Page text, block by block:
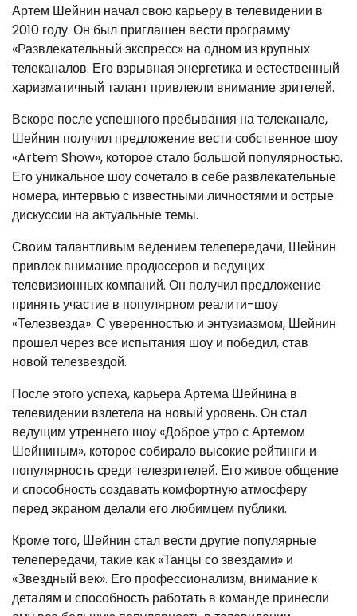
Артем Шейнин начал свою карьеру в телевидении в
2010 году. Он был приглашен вести программу
«Развлекательный экспресс» на одном из крупных
телеканалов. Его взрывная энергетика и естественный
харизматичный талант привлекли внимание зрителей.
Вскоре после успешного пребывания на телеканале,
Шейнин получил предложение вести собственное шоу
«Artem Show», которое стало большой популярностью.
Его уникальное шоу сочетало в себе развлекательные
номера, интервью с известными личностями и острые
дискуссии на актуальные темы.
Своим талантливым ведением телепередачи, Шейнин
привлек внимание продюсеров и ведущих
телевизионных компаний. Он получил предложение
принять участие в популярном реалити-шоу
«Телезвезда». С уверенностью и энтузиазмом, Шейнин
прошел через все испытания шоу и победил, став
новой телезвездой.
После этого успеха, карьера Артема Шейнина в
телевидении взлетела на новый уровень. Он стал
ведущим утреннего шоу «Доброе утро с Артемом
Шейниным», которое собирало высокие рейтинги и
популярность среди телезрителей. Его живое общение
и способность создавать комфортную атмосферу
перед экраном делали его любимцем публики.
Кроме того, Шейнин стал вести другие популярные
телепередачи, такие как «Танцы со звездами» и
«Звездный век». Его профессионализм, внимание к
деталям и способность работать в команде принесли